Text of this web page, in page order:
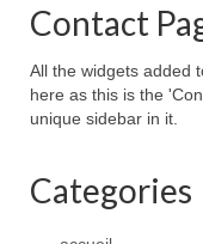
Contact
All the widgets added
here as this is the
unique sidebar in it.
Categories